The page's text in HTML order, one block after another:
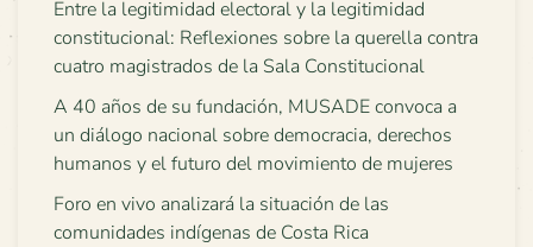
Entre la legitimidad electoral y la legitimidad
constitucional: Reflexiones sobre la querella contra
cuatro magistrados de la Sala Constitucional
A 40 años de su fundación, MUSADE convoca a
un diálogo nacional sobre democracia, derechos
humanos y el futuro del movimiento de mujeres
Foro en vivo analizará la situación de las
comunidades indígenas de Costa Rica